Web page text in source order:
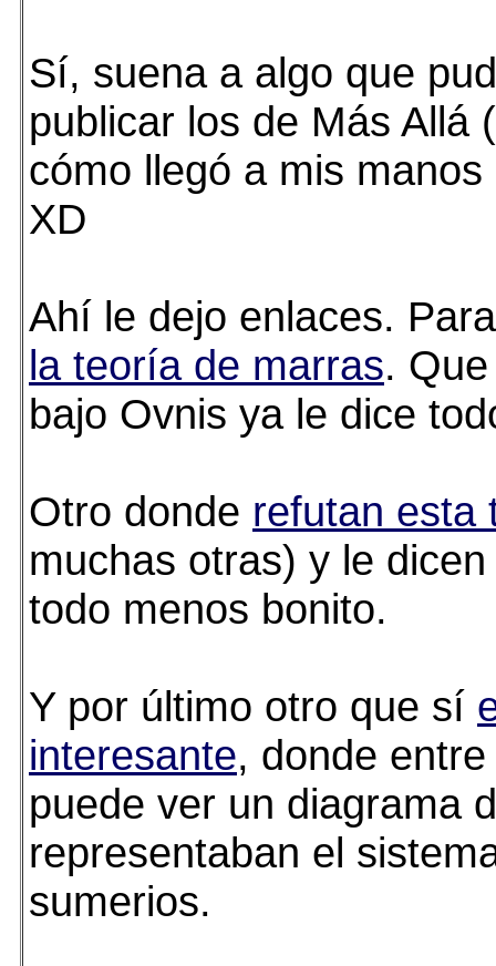
Sí, suena a algo que
publicar los de Más Allá
cómo llegó a mis
XD
Ahí le dejo enlaces.
la teoría de marras.
bajo Ovnis ya le dice
Otro donde refutan esta
muchas otras) y le
todo menos bonito.
Y por último otro que sí
interesante, donde
puede ver un diagrama
representaban el
sumerios.